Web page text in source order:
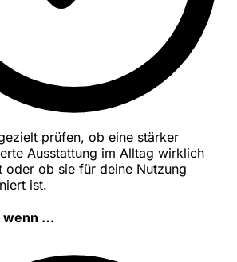
prüfen, ob eine stärker
Ausstattung im Alltag wirklich
oder ob sie für deine Nutzung
ist.
wenn …